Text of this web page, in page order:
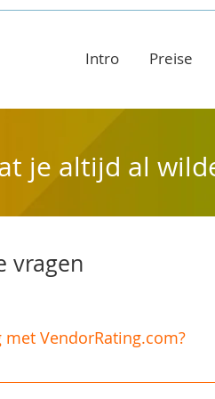
Intro Preise
je altijd al
vragen
VendorRating.com?
door